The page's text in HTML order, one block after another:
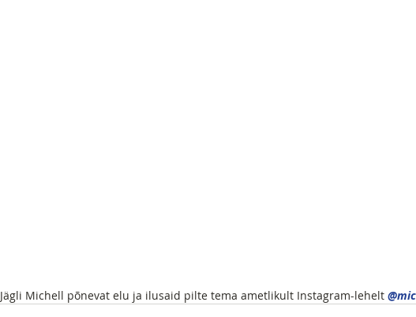
Jägli Michell põnevat elu ja ilusaid pilte tema ametlikult Instagram-lehelt